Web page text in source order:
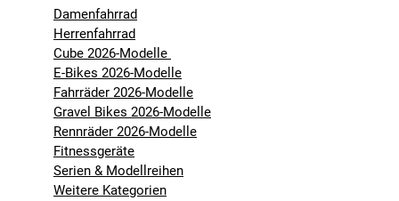
Damenfahrrad
Herrenfahrrad
Cube 2026-Modelle
E-Bikes 2026-Modelle
Fahrräder 2026-Modelle
Gravel Bikes 2026-Modelle
Rennräder 2026-Modelle
Fitnessgeräte
Serien & Modellreihen
Weitere Kategorien